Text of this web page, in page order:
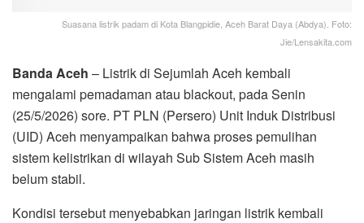
Suasana listrik padam di Kota Blangpidie, Aceh Barat Daya (Abdya). Foto:
Jie/Lensakita.com
Banda Aceh – Listrik di Sejumlah Aceh kembali
mengalami pemadaman atau blackout, pada Senin
(25/5/2026) sore. PT PLN (Persero) Unit Induk Distribusi
(UID) Aceh menyampaikan bahwa proses pemulihan
sistem kelistrikan di wilayah Sub Sistem Aceh masih
belum stabil.
Kondisi tersebut menyebabkan jaringan listrik kembali